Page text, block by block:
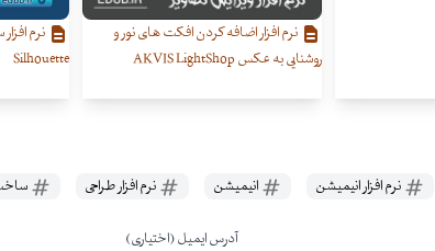
نرم افزار اضافه کردن افکت های نور و
روشنایی به عکس AKVIS LightShop
Silhouette
نرم افزار انیمیشن انیمیشن نرم افزار طراحی
آدرس ایمیل (اختیاری)